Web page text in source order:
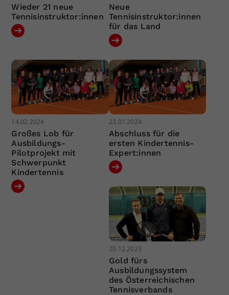
Wieder 21 neue
Tennisinstruktor:innen
Neue
Tennisinstruktor:innen
für das Land
14.02.2024
Großes Lob für
Ausbildungs-
Pilotprojekt mit
Schwerpunkt
Kindertennis
23.01.2024
Abschluss für die
ersten Kindertennis-
Expert:innen
20.12.2023
Gold fürs
Ausbildungssystem
des Österreichischen
Tennisverbands